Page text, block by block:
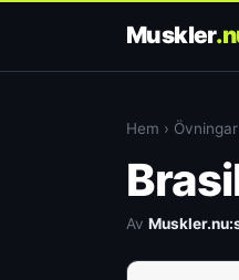
Muskler
Hem › Övningar
Av